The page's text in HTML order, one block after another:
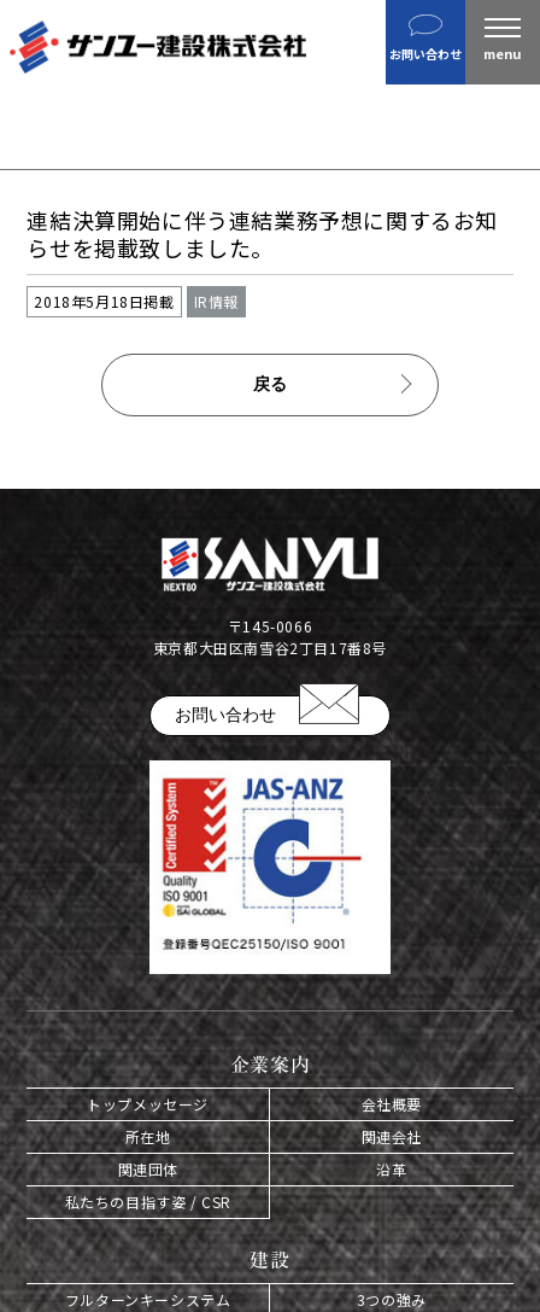
お問い合わせ
建設
企業案内
沿革
私たちの目指す姿 / CSR
財務情報
会社の特徴
採用情報
建設部門の協力会社のみなさまへ
（請求書関係はコチラ）
金属製品部門(埼玉金属工場)
（請求書用紙ダウンロードはコチラ）
会社案内ダウンロード（PDF）
連結決算開始に伴う連結業務予想に関するお知
らせを掲載致しました。
2018年5月18日掲載 IR情報
戻る
〒145-0066
東京都大田区南雪谷2丁目17番8号
お問い合わせ
企業案内
トップメッセージ
会社概要
所在地
関連会社
関連団体
沿革
私たちの目指す姿 / CSR
建設
フルターンキーシステム
3つの強み